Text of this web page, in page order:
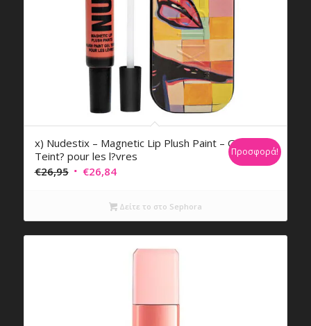
x) Nudestix – Magnetic Lip Plush Paint – Gel
Teint? pour les l?vres
€26,95 Original
€26,95.
€26,84Η
τιμή
είναι:
€26,84.
Προσφορά!
Δείτε το στο Sephora